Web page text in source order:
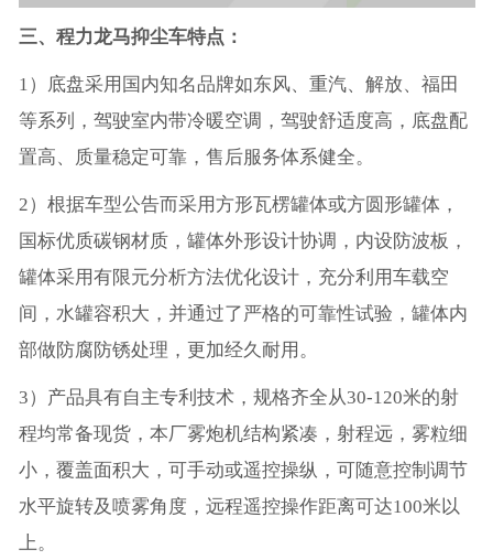
三、程力龙马抑尘车特点：
1）底盘采用国内知名品牌如东风、重汽、解放、福田
等系列，驾驶室内带冷暖空调，驾驶舒适度高，底盘配
置高、质量稳定可靠，售后服务体系健全。
2）根据车型公告而采用方形瓦楞罐体或方圆形罐体，
国标优质碳钢材质，罐体外形设计协调，内设防波板，
罐体采用有限元分析方法优化设计，充分利用车载空
间，水罐容积大，并通过了严格的可靠性试验，罐体内
部做防腐防锈处理，更加经久耐用。
3）产品具有自主专利技术，规格齐全从30-120米的射
程均常备现货，本厂雾炮机结构紧凑，射程远，雾粒细
小，覆盖面积大，可手动或遥控操纵，可随意控制调节
水平旋转及喷雾角度，远程遥控操作距离可达100米以
上。